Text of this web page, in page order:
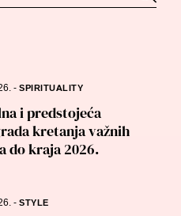
-SPIRITUALITY
i predstojeća
kretanja važnih
do kraja 2026.
-STYLE